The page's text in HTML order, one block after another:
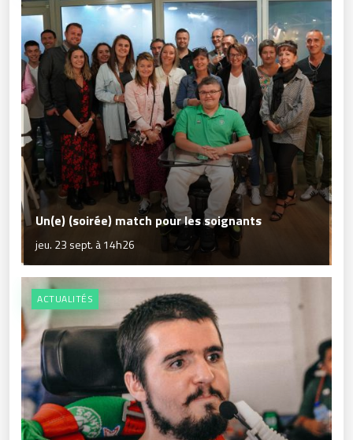
Un(e) (soirée) match pour les soignants
jeu. 23 sept. à 14h26
ACTUALITÉS